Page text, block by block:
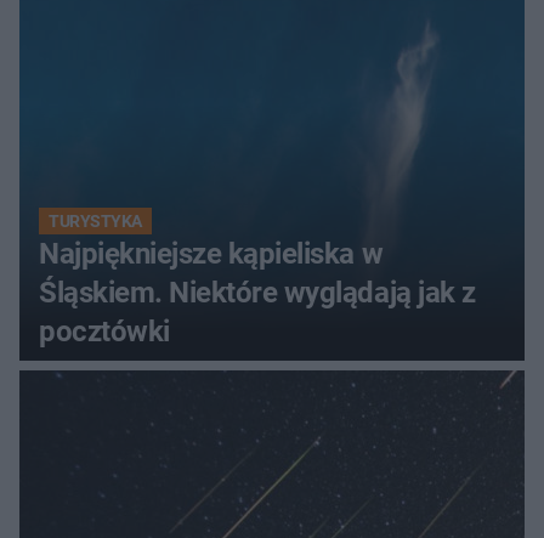
TURYSTYKA
Najpiękniejsze kąpieliska w
Śląskiem. Niektóre wyglądają jak z
pocztówki